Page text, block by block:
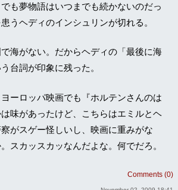
も夢物語はいつまでも続かないのだっ
うヘディのインシュリンが切れる。
海がない。だからヘディの「最後に海
台詞が印象に残った。
ーロッパ映画でも『ホルテンさんのは
味があったけど、こちらはエミルとヘ
がスゲー怪しいし、映画に重みがな
スカッスカッなんだよな。何でだろ。
Comments (0)